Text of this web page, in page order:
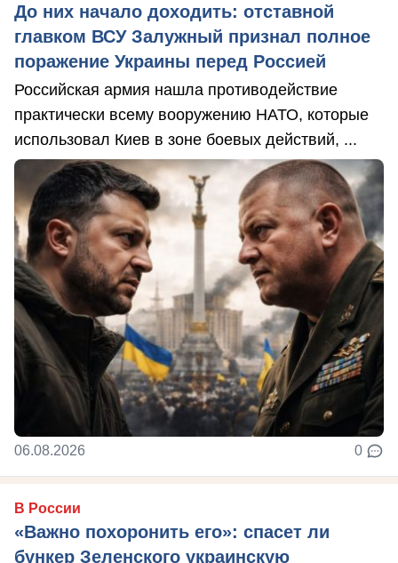
До них начало доходить: отставной
главком ВСУ Залужный признал полное
поражение Украины перед Россией
Российская армия нашла противодействие
практически всему вооружению НАТО, которые
использовал Киев в зоне боевых действий, ...
06.08.2026 0
В России
«Важно похоронить его»: спасет ли
бункер Зеленского украинскую